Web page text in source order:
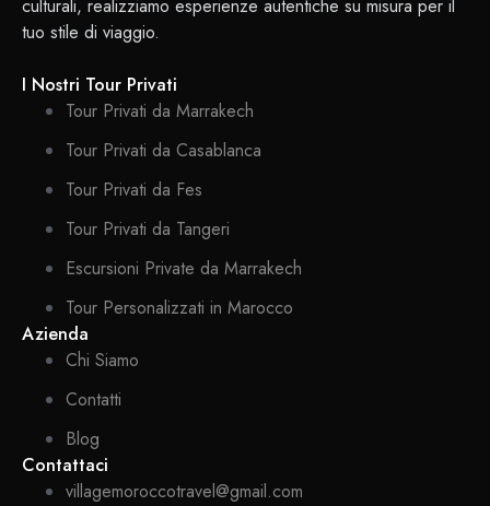
culturali, realizziamo esperienze autentiche su misura per il
tuo stile di viaggio.
I Nostri Tour Privati
Tour Privati da Marrakech
Tour Privati da Casablanca
Tour Privati da Fes
Tour Privati da Tangeri
Escursioni Private da Marrakech
Tour Personalizzati in Marocco
Azienda
Chi Siamo
Contatti
Blog
Contattaci
villagemoroccotravel@gmail.com